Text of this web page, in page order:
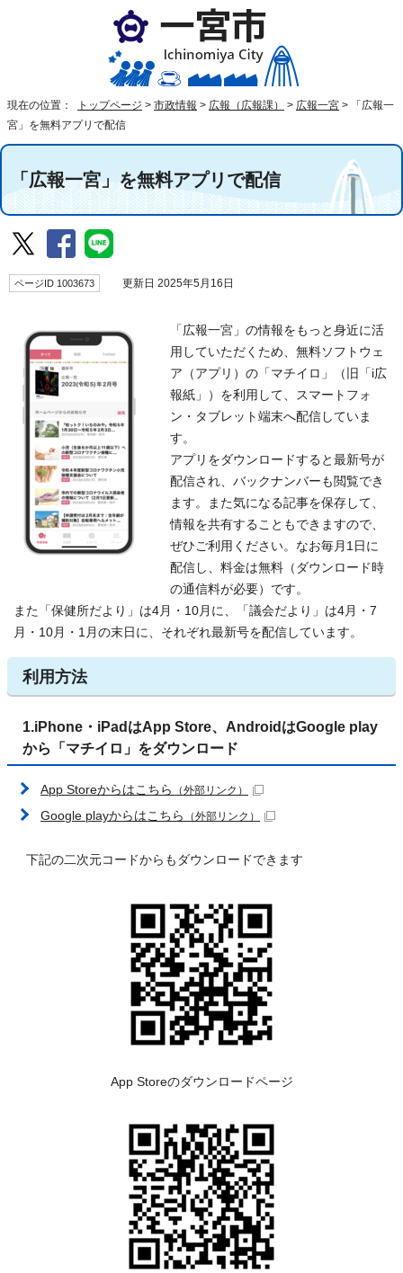
現在の位置： トップページ > 市政情報 > 広報（広報課） > 広報一宮 >
「広報一
宮」を無料アプリで配信
「広報一宮」を無料アプリで配信
ページID 1003673 更新日 2025年5月16日
「広報一宮」の情報をもっと身近に活
用していただくため、無料ソフトウェ
ア（アプリ）の「マチイロ」（旧「i広
報紙」）を利用して、スマートフォ
ン・タブレット端末へ配信していま
す。
アプリをダウンロードすると最新号が
配信され、バックナンバーも閲覧でき
ます。また気になる記事を保存して、
情報を共有することもできますので、
ぜひご利用ください。なお毎月1日に
配信し、料金は無料（ダウンロード時
の通信料が必要）です。
また「保健所だより」は4月・10月に、「議会だより」は4月・7
月・10月・1月の末日に、それぞれ最新号を配信しています。
利用方法
1.iPhone・iPadはApp Store、AndroidはGoogle play
から「マチイロ」をダウンロード
App Storeからはこちら （外部リンク）
Google playからはこちら （外部リンク）
下記の二次元コードからもダウンロードできます
App Storeのダウンロードページ